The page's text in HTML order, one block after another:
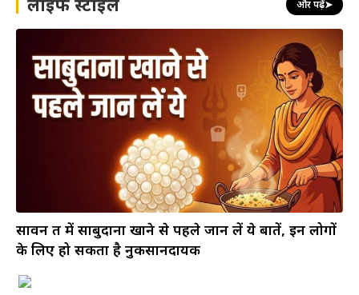
और पढ़ें➤
सावन व्रत में साबुदाना खाने से पहले जान लें ये बातें, इन लोगों
के लिए हो सकता है नुकसानदायक